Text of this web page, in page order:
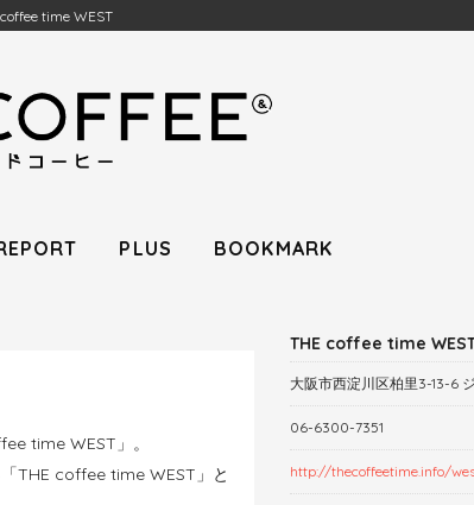
time WEST
PLUS BOOKMARK
time WEST」。
THE coffee time WEST」と
THE coffee time
大阪市西淀川区柏里3-13-6
06-6300-7351
http://thecoffeetime.info/